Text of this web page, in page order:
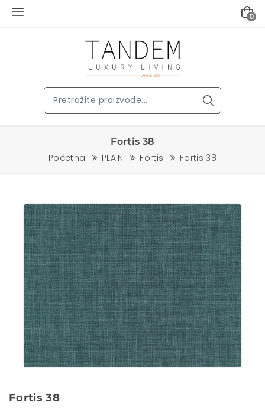
0
Fortis 38
Početna PLAIN Fortis Fortis 38
Fortis 38